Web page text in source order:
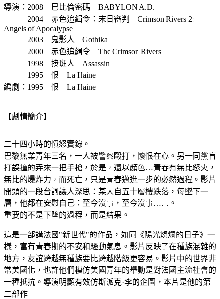
導演：2008 巴比倫密碼 BABYLON A.D.
2004 赤色追緝令：末日審判 Crimson Rivers 2:
Angels of Apocalypse
2003 鬼影人 Gothika
2000 赤色追緝令 The Crimson Rivers
1998 接班人 Assassin
1995 恨 La Haine
編劇：1995 恨 La Haine
【劇情簡介】
二十四小時的憤怒實錄。
巴黎無業青年三名，一人被警察毆打，懷恨在心。另一同黨盲
打誤撞的弄來一把手槍，於是，還以顏色…青春有無比怒火，
無比的爆炸力，而死亡，只是青春邁進一步的必然過程。影片
開頭的一段台詞讓人深思：某人自五十層樓跌落，每墜下一
層，他都在安慰自己：至今沒事，至今沒事……。
重要的不是下墜的過程，而是結果。
這是一部講法國"新世代"的作品，如同《陽光燦爛的日子》一
樣，富有青春期的不安和騷動氣息。影片反映了在種族混雜的
地方，友誼跨越無種族要比跨越階級更容易。影片中的世界非
常美國化，也許他們模仿美國青年的舉動是對法國主流社會的
一種抵抗。導演明顯有效仿斯派克·李的企圖，本片是他的第
二部作